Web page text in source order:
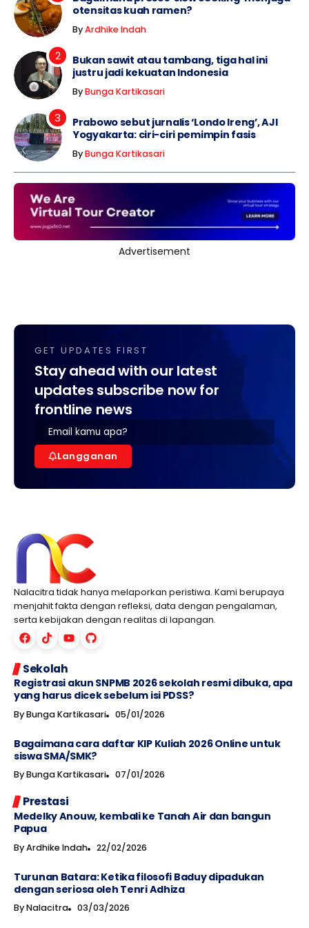
otensitas kuah ramen?
ByArdhike Indah
Bukan sawit atau tambang, tiga hal ini
justru jadi kekuatan Indonesia
ByBunga Kartikasari
Prabowo sebut jurnalis ‘Londo Ireng’, AJI
Yogyakarta: ciri-ciri pemimpin fasis
ByBunga Kartikasari
Advertisement
GET UPDATES FIRST
Stay ahead with our latest
updates subscribe now for
frontline news
Langganan
Nalacitra tidak hanya melaporkan peristiwa. Kami berupaya
menjahit fakta dengan refleksi, data dengan pengalaman,
serta kebijakan dengan realitas di lapangan.
Sekolah
Registrasi akun SNPMB 2026 sekolah resmi dibuka, apa
yang harus dicek sebelum isi PDSS?
ByBunga Kartikasari 05/01/2026
Bagaimana cara daftar KIP Kuliah 2026 Online untuk
siswa SMA/SMK?
ByBunga Kartikasari 07/01/2026
Prestasi
Medelky Anouw, kembali ke Tanah Air dan bangun
Papua
ByArdhike Indah 22/02/2026
Turunan Batara: Ketika filosofi Baduy dipadukan
dengan seriosa oleh Tenri Adhiza
ByNalacitra 03/03/2026